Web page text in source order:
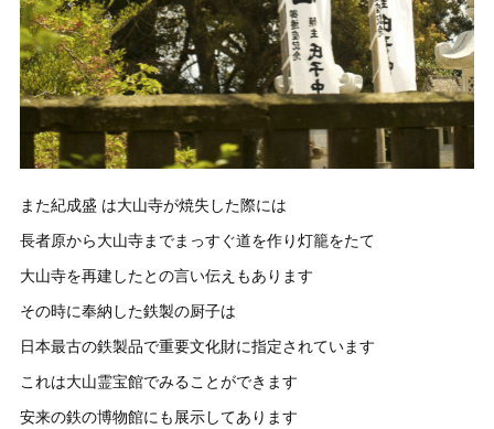
また紀成盛 は大山寺が焼失した際には
長者原から大山寺までまっすぐ道を作り灯籠をたて
大山寺を再建したとの言い伝えもあります
その時に奉納した鉄製の厨子は
日本最古の鉄製品で重要文化財に指定されています
これは大山霊宝館でみることができます
安来の鉄の博物館にも展示してあります